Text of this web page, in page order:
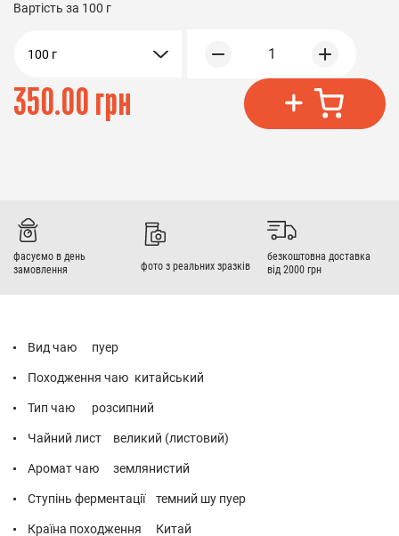
Вартість за 100 г
100 г 1
350.00 грн
фасуємо в день
замовлення
фото з реальних зразків
безкоштовна доставка
від 2000 грн
Вид чаю пуер
Походження чаю китайський
Тип чаю розсипний
Чайний лист великий (листовий)
Аромат чаю землянистий
Ступінь ферментації темний шу пуер
Країна походження Китай